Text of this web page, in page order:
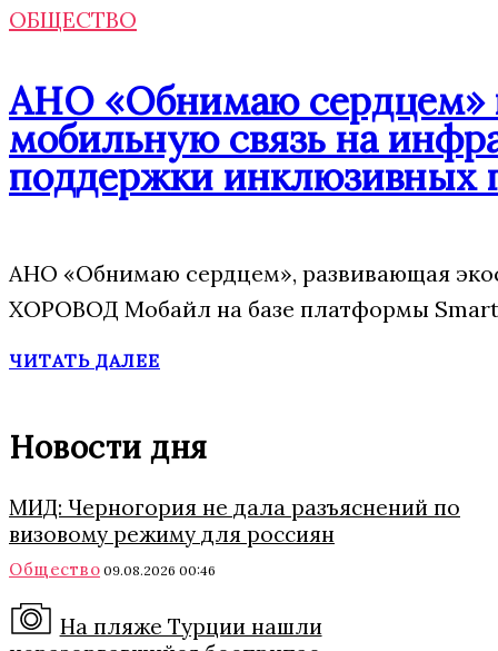
ОБЩЕСТВО
АНО «Обнимаю сердцем»
мобильную связь на
поддержки инклюзивных
АНО «Обнимаю сердцем», развивающая
ХОРОВОД Мобайл на базе платформы Smart
ЧИТАТЬ ДАЛЕЕ
Новости дня
МИД: Черногория не дала разъяснений по
визовому режиму для россиян
Общество 09.08.2026 00:46
На пляже Турции нашли